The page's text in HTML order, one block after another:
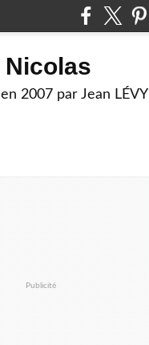
Nicolas
2007 par Jean LÉVY
Publicité